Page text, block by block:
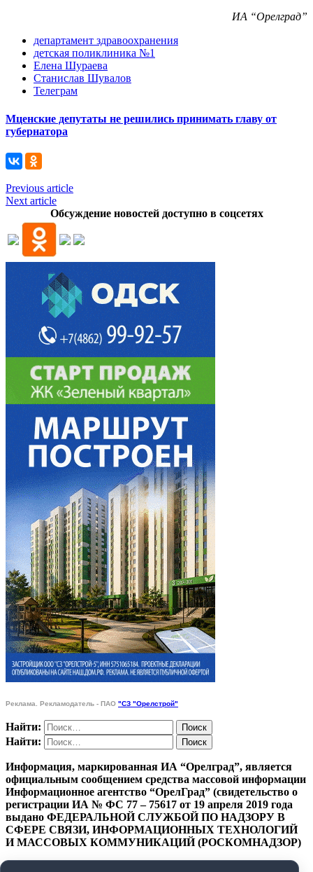
ИА “Орелград”
департамент здравоохранения
детская поликлиника №1
Елена Шураева
Станислав Шувалов
Телеграм
Мценские депутаты не решились принимать главу от
губернатора
Previous article
Next article
Обсуждение новостей доступно в соцсетях
Реклама. Рекламодатель - ПАО "СЗ "Орелстрой"
Найти:
Найти:
Информация, маркированная ИА “Орелград”, является
официальным сообщением средства массовой информации
Информационное агентство “ОрелГрад” (свидетельство о
регистрации ИА № ФС 77 – 75617 от 19 апреля 2019 года
выдано ФЕДЕРАЛЬНОЙ СЛУЖБОЙ ПО НАДЗОРУ В
СФЕРЕ СВЯЗИ, ИНФОРМАЦИОННЫХ ТЕХНОЛОГИЙ
И МАССОВЫХ КОММУНИКАЦИЙ (РОСКОМНАДЗОР)